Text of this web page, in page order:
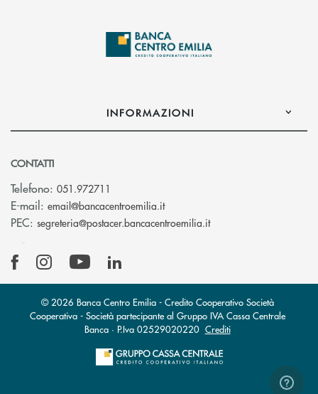
INFORMAZIONI
CONTATTI
Telefono: 051.972711
E-mail: email@bancacentroemilia.it(si apre l’app di posta
PEC: segreteria@postacer.bancacentroemilia.it(si apre l’app di
© 2026 Banca Centro Emilia - Credito Cooperativo Società
Cooperativa - Società partecipante al Gruppo IVA Cassa Centrale
Banca · P.Iva 02529020220 Crediti